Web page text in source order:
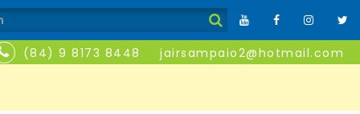
(84) 9 8173 8448 jairsampaio2@hotmail.com